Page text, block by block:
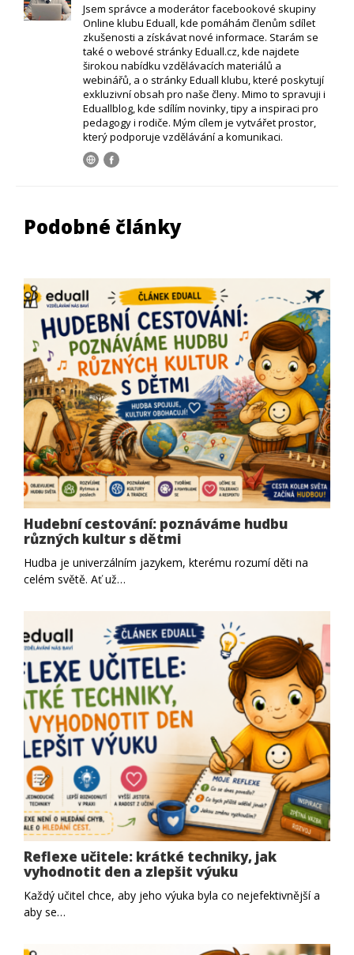
Jsem správce a moderátor facebookové skupiny
Online klubu Eduall, kde pomáhám členům sdílet
zkušenosti a získávat nové informace. Starám se
také o webové stránky Eduall.cz, kde najdete
širokou nabídku vzdělávacích materiálů a
webinářů, a o stránky Eduall klubu, které poskytují
exkluzivní obsah pro naše členy. Mimo to spravuji i
Eduallblog, kde sdílím novinky, tipy a inspiraci pro
pedagogy i rodiče. Mým cílem je vytvářet prostor,
který podporuje vzdělávání a komunikaci.
Podobné články
Hudební cestování: poznáváme hudbu
různých kultur s dětmi
Hudba je univerzálním jazykem, kterému rozumí děti na
celém světě. Ať už…
Reflexe učitele: krátké techniky, jak
vyhodnotit den a zlepšit výuku
Každý učitel chce, aby jeho výuka byla co nejefektivnější a
aby se…